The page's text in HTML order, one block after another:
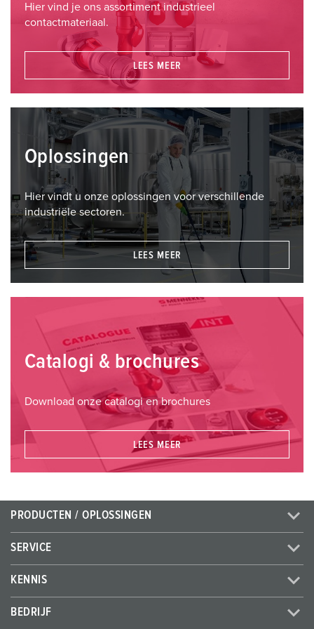
Hier vind je ons assortiment industrieel
contactmateriaal.
LEES MEER
Oplossingen
Hier vindt u onze oplossingen voor verschillende
industriële sectoren.
LEES MEER
Catalogi & brochures
Download onze catalogi en brochures
LEES MEER
PRODUCTEN / OPLOSSINGEN
SERVICE
KENNIS
BEDRIJF